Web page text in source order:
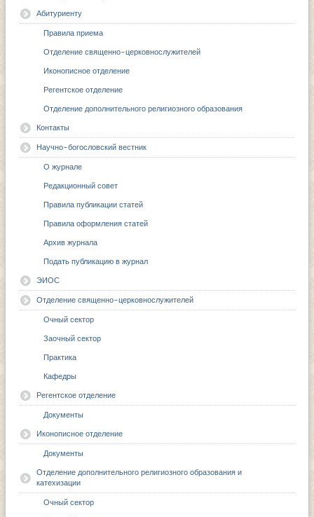
Абитуриенту
Правила приема
Отделение священно-церковнослужителей
Иконописное отделение
Регентское отделение
Отделение дополнительного религиозного образования
Контакты
Научно-богословский вестник
О журнале
Редакционный совет
Правила публикации статей
Правила оформления статей
Архив журнала
Подать публикацию в журнал
ЭИОС
Отделение священно-церковнослужителей
Очный сектор
Заочный сектор
Практика
Кафедры
Регентское отделение
Документы
Иконописное отделение
Документы
Отделение дополнительного религиозного образования и
катехизации
Очный сектор